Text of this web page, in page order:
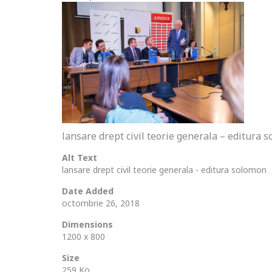
lansare drept civil teorie generala – editura
Alt Text
lansare drept civil teorie generala - editura solomon
Date Added
octombrie 26, 2018
Dimensions
1200 x 800
Size